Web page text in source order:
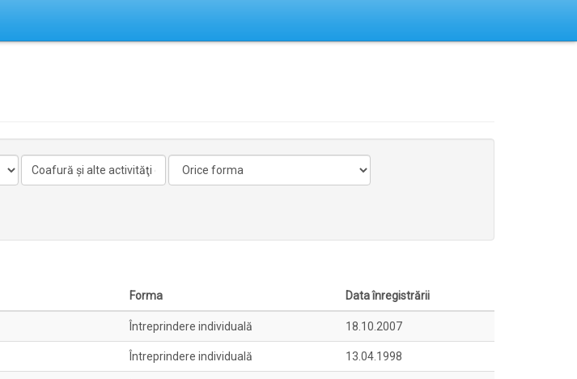
nelicentiata
Forma Data înregistrării
Întreprindere individuală 18.10.2007
Întreprindere individuală 13.04.1998